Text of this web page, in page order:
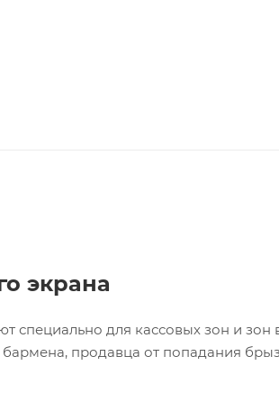
экрана
специально для кассовых зон и зон
продавца от попадания